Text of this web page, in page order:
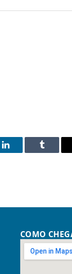
LinkedIn Tumblr
COMO